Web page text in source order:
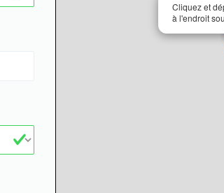
Cliquez et
à l'endroit